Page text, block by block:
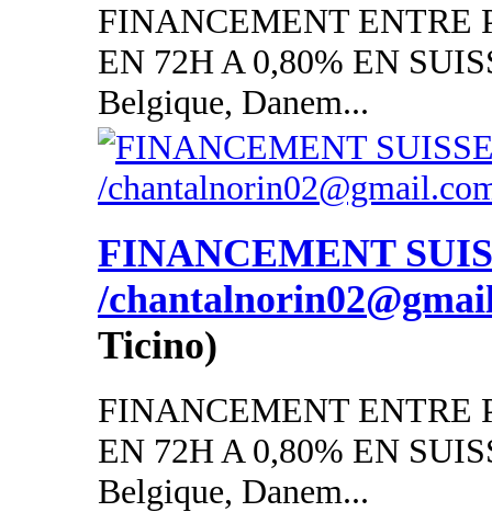
FINANCEMENT ENTRE
EN 72H A 0,80% EN
Belgique, Danem...
FINANCEMENT
/
Ticino)
FINANCEMENT ENTRE
EN 72H A 0,80% EN
Belgique, Danem...